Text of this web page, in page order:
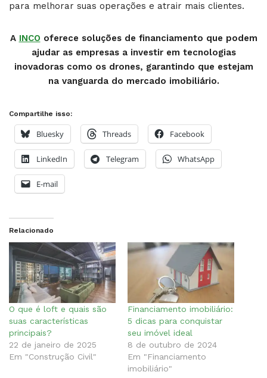
para melhorar suas operações e atrair mais clientes.
A INCO oferece soluções de financiamento que podem
ajudar as empresas a investir em tecnologias
inovadoras como os drones, garantindo que estejam
na vanguarda do mercado imobiliário.
Compartilhe isso:
Bluesky Threads Facebook
LinkedIn Telegram WhatsApp
E-mail
Relacionado
O que é loft e quais são
suas características
principais?
22 de janeiro de 2025
Em "Construção Civil"
Financiamento imobiliário:
5 dicas para conquistar
seu imóvel ideal
8 de outubro de 2024
Em "Financiamento
imobiliário"